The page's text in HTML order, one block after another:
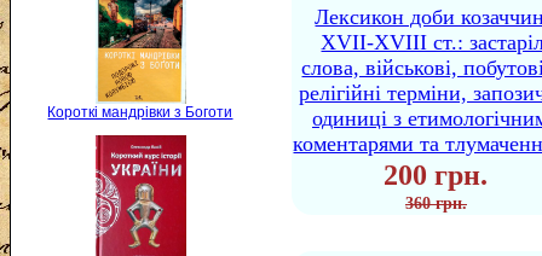
Короткі мандрівки з Боготи
Лексикон доби
XVII-XVIII ст.:
слова, військові,
релігійні терміни,
одиниці з
коментарями та
200 грн.
360 грн.